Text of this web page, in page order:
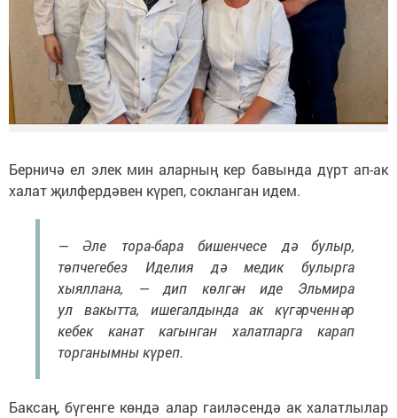
Берничә ел элек мин аларның кер бавында дүрт ап-ак
халат җилфердәвен күреп, сокланган идем.
— Әле тора-бара бишенчесе дә булыр,
төпчегебез Иделия дә медик булырга
хыяллана, — дип көлгән иде Эльмира
ул вакытта, ишегалдында ак күгәрченнәр
кебек канат кагынган халатларга карап
торганымны күреп.
Баксаң, бүгенге көндә алар гаиләсендә ак халатлылар